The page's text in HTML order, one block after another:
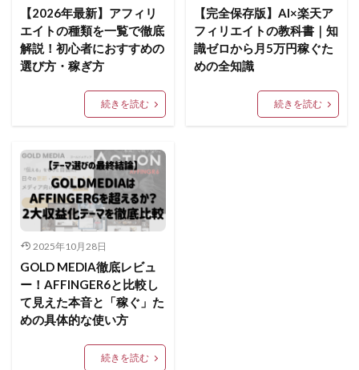
【2026年最新】アフィリ
エイトの種類を一覧で徹底
解説！初心者におすすめの
選び方・稼ぎ方
続きを読む
【完全保存版】AI×楽天ア
フィリエイトの教科書｜知
識ゼロから月5万円稼ぐた
めの全知識
続きを読む
2025年10月28日
GOLD MEDIA徹底レビュ
ー！AFFINGER6と比較し
て見えた本音と「稼ぐ」た
めの具体的な使い方
続きを読む